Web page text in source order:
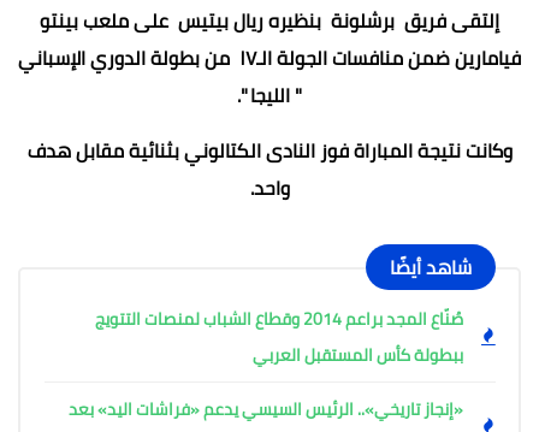
إلتقى فريق برشلونة بنظيره ريال بيتيس على ملعب بينتو
فيامارين ضمن منافسات الجولة الـ١٧ من بطولة الدوري الإسباني
" الليجا ".
وكانت نتيجة المباراة فوز النادى الكتالوني بثنائية مقابل هدف
واحد.
شاهد أيضًا
صُنّاع المجد براعم 2014 وقطاع الشباب لمنصات التتويج
ببطولة كأس المستقبل العربي
«إنجاز تاريخي».. الرئيس السيسي يدعم «فراشات اليد» بعد